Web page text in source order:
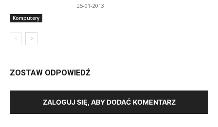
Komputery
25-01-2013
ZOSTAW ODPOWIEDŹ
ZALOGUJ SIĘ, ABY DODAĆ KOMENTARZ